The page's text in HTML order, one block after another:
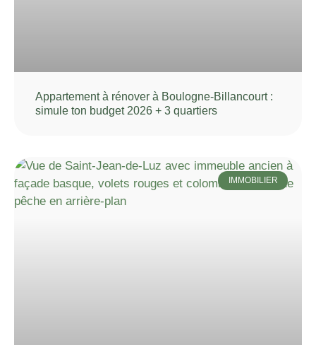
Appartement à rénover à Boulogne-Billancourt :
simule ton budget 2026 + 3 quartiers
IMMOBILIER